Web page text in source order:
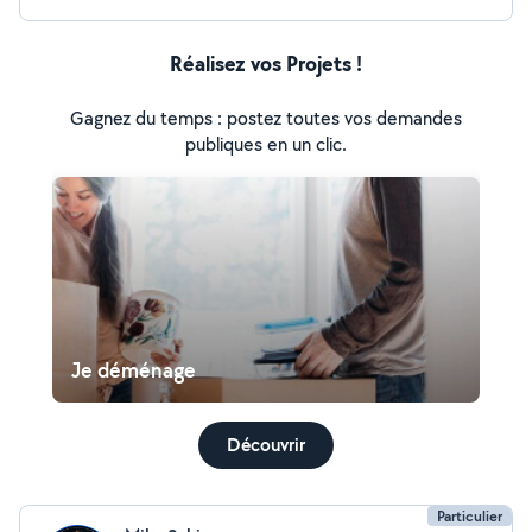
Réalisez vos Projets !
Gagnez du temps : postez toutes vos demandes
publiques en un clic.
Je déménage
Découvrir
Particulier